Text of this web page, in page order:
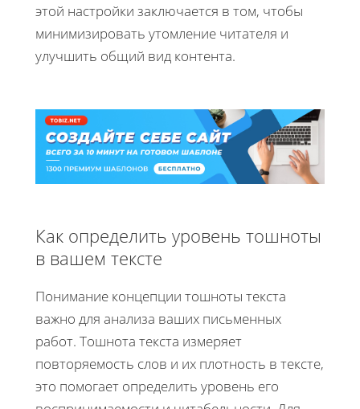
этой настройки заключается в том, чтобы
минимизировать утомление читателя и
улучшить общий вид контента.
Как определить уровень тошноты
в вашем тексте
Понимание концепции тошноты текста
важно для анализа ваших письменных
работ. Тошнота текста измеряет
повторяемость слов и их плотность в тексте,
это помогает определить уровень его